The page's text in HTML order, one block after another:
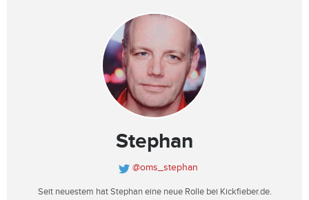
Stephan
@oms_stephan
Seit neuestem hat Stephan eine neue Rolle bei Kickfieber.de.